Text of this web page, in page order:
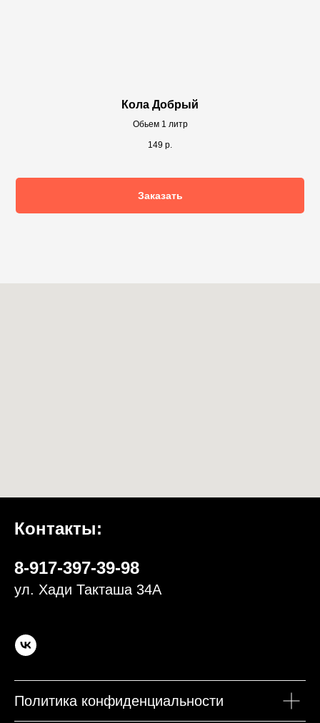
Кола Добрый
Обьем 1 литр
149 р.
Заказать
Контакты:
8-917-397-39-98
ул. Хади Такташа 34А
Политика конфиденциальности